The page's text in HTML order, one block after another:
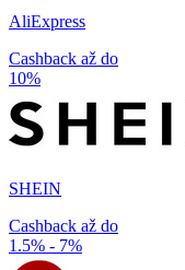
AliExpress
Cashback až do
10%
SHEIN
Cashback až do
1.5% - 7%